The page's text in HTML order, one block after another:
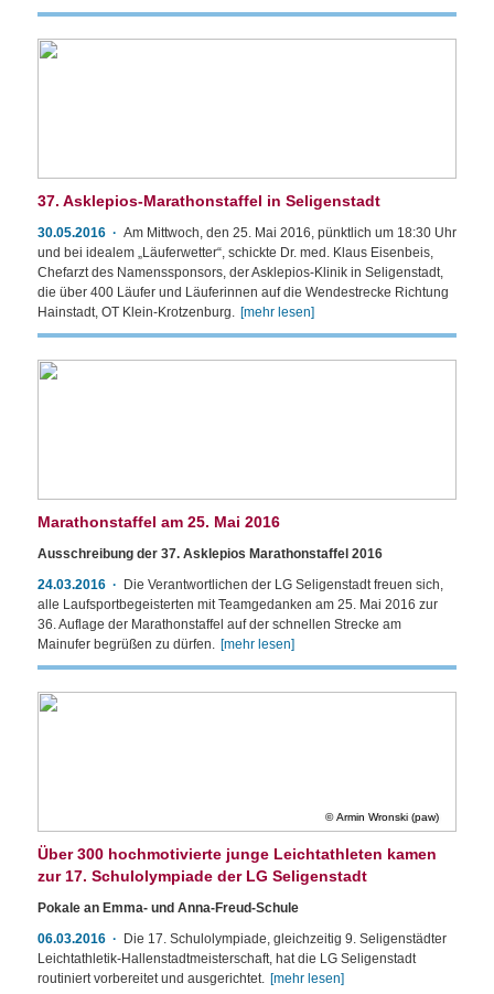
37. Asklepios-Marathonstaffel in Seligenstadt
30.05.2016
Am Mittwoch, den 25. Mai 2016, pünktlich um 18:30 Uhr
und bei idealem „Läuferwetter“, schickte Dr. med. Klaus Eisenbeis,
Chefarzt des Namenssponsors, der Asklepios-Klinik in Seligenstadt,
die über 400 Läufer und Läuferinnen auf die Wendestrecke Richtung
Hainstadt, OT Klein-Krotzenburg. [mehr lesen]
Marathonstaffel am 25. Mai 2016
Ausschreibung der 37. Asklepios Marathonstaffel 2016
24.03.2016
Die Verantwortlichen der LG Seligenstadt freuen sich,
alle Laufsportbegeisterten mit Teamgedanken am 25. Mai 2016 zur
36. Auflage der Marathonstaffel auf der schnellen Strecke am
Mainufer begrüßen zu dürfen. [mehr lesen]
Armin Wronski (paw)
Über 300 hochmotivierte junge Leichtathleten kamen
zur 17. Schulolympiade der LG Seligenstadt
Pokale an Emma- und Anna-Freud-Schule
06.03.2016
Die 17. Schulolympiade, gleichzeitig 9. Seligenstädter
Leichtathletik-Hallenstadtmeisterschaft, hat die LG Seligenstadt
routiniert vorbereitet und ausgerichtet. [mehr lesen]